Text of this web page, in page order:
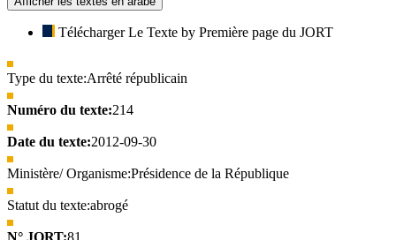
Télécharger Le Texte by Première page du JORT
Type du texte:Arrêté républicain
Numéro du texte:214
Date du texte:2012-09-30
Ministère/ Organisme:Présidence de la République
Statut du texte:abrogé
N° JORT:81